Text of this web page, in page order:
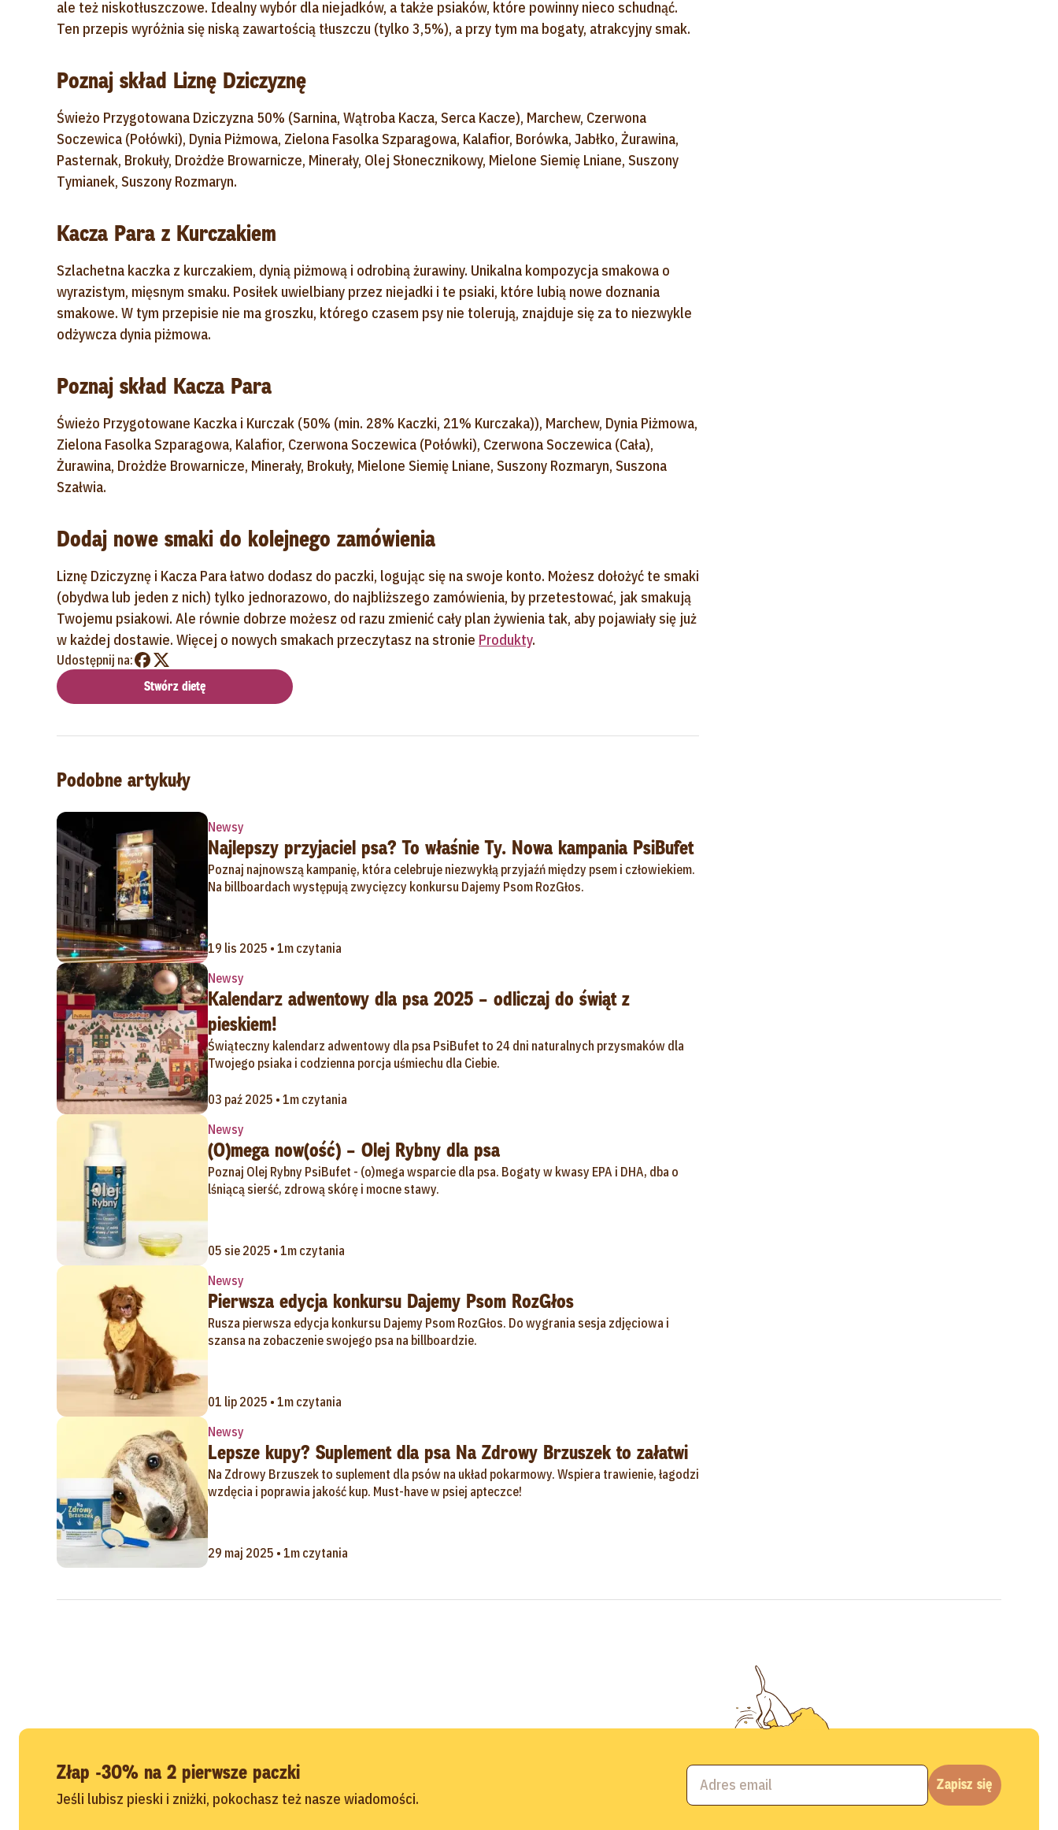
ale też niskotłuszczowe. Idealny wybór dla niejadków, a także psiaków, które powinny nieco schudnąć.
Ten przepis wyróżnia się niską zawartością tłuszczu (tylko 3,5%), a przy tym ma bogaty, atrakcyjny smak.
Poznaj skład Liznę Dziczyznę
Świeżo Przygotowana Dziczyzna 50% (Sarnina, Wątroba Kacza, Serca Kacze), Marchew, Czerwona
Soczewica (Połówki), Dynia Piżmowa, Zielona Fasolka Szparagowa, Kalafior, Borówka, Jabłko, Żurawina,
Pasternak, Brokuły, Drożdże Browarnicze, Minerały, Olej Słonecznikowy, Mielone Siemię Lniane, Suszony
Tymianek, Suszony Rozmaryn.
Kacza Para z Kurczakiem
Szlachetna kaczka z kurczakiem, dynią piżmową i odrobiną żurawiny. Unikalna kompozycja smakowa o
wyrazistym, mięsnym smaku. Posiłek uwielbiany przez niejadki i te psiaki, które lubią nowe doznania
smakowe. W tym przepisie nie ma groszku, którego czasem psy nie tolerują, znajduje się za to niezwykle
odżywcza dynia piżmowa.
Poznaj skład Kacza Para
Świeżo Przygotowane Kaczka i Kurczak (50% (min. 28% Kaczki, 21% Kurczaka)), Marchew, Dynia Piżmowa,
Zielona Fasolka Szparagowa, Kalafior, Czerwona Soczewica (Połówki), Czerwona Soczewica (Cała),
Żurawina, Drożdże Browarnicze, Minerały, Brokuły, Mielone Siemię Lniane, Suszony Rozmaryn, Suszona
Szałwia.
Dodaj nowe smaki do kolejnego zamówienia
Liznę Dziczyznę i Kacza Para łatwo dodasz do paczki, logując się na swoje konto. Możesz dołożyć te smaki
(obydwa lub jeden z nich) tylko jednorazowo, do najbliższego zamówienia, by przetestować, jak smakują
Twojemu psiakowi. Ale równie dobrze możesz od razu zmienić cały plan żywienia tak, aby pojawiały się już
w każdej dostawie. Więcej o nowych smakach przeczytasz na stronie Produkty.
Udostępnij na:
Stwórz dietę
Podobne artykuły
Newsy
Najlepszy przyjaciel psa? To właśnie Ty. Nowa kampania PsiBufet
Poznaj najnowszą kampanię, która celebruje niezwykłą przyjaźń między psem i człowiekiem.
Na billboardach występują zwycięzcy konkursu Dajemy Psom RozGłos.
19 lis 2025 • 1m czytania
Newsy
Kalendarz adwentowy dla psa 2025 – odliczaj do świąt z
pieskiem!
Świąteczny kalendarz adwentowy dla psa PsiBufet to 24 dni naturalnych przysmaków dla
Twojego psiaka i codzienna porcja uśmiechu dla Ciebie.
03 paź 2025 • 1m czytania
Newsy
(O)mega now(ość) – Olej Rybny dla psa
Poznaj Olej Rybny PsiBufet - (o)mega wsparcie dla psa. Bogaty w kwasy EPA i DHA, dba o
lśniącą sierść, zdrową skórę i mocne stawy.
05 sie 2025 • 1m czytania
Newsy
Pierwsza edycja konkursu Dajemy Psom RozGłos
Rusza pierwsza edycja konkursu Dajemy Psom RozGłos. Do wygrania sesja zdjęciowa i
szansa na zobaczenie swojego psa na billboardzie.
01 lip 2025 • 1m czytania
Newsy
Lepsze kupy? Suplement dla psa Na Zdrowy Brzuszek to załatwi
Na Zdrowy Brzuszek to suplement dla psów na układ pokarmowy. Wspiera trawienie, łagodzi
wzdęcia i poprawia jakość kup. Must-have w psiej apteczce!
29 maj 2025 • 1m czytania
Złap -30% na 2 pierwsze paczki
Jeśli lubisz pieski i zniżki, pokochasz też nasze wiadomości.
Zapisz się